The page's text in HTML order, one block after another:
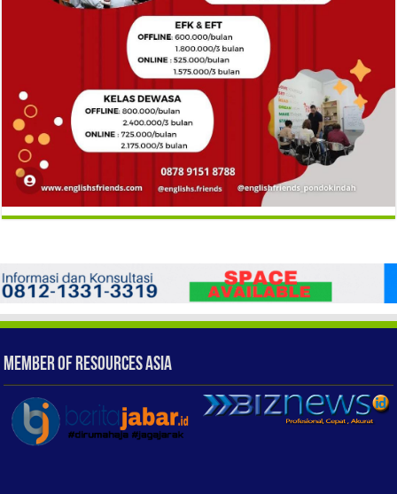
Member of Resources Asia